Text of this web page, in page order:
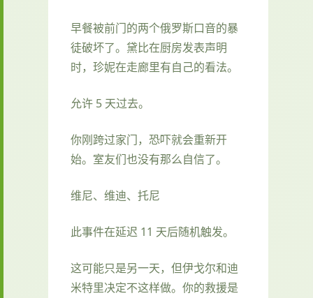
早餐被前门的两个俄罗斯口音的暴
徒破坏了。黛比在厨房发表声明
时，珍妮在走廊里有自己的看法。
允许 5 天过去。
你刚跨过家门，恐吓就会重新开
始。室友们也没有那么自信了。
维尼、维迪、托尼
此事件在延迟 11 天后随机触发。
这可能只是另一天，但伊戈尔和迪
米特里决定不这样做。你的救援是